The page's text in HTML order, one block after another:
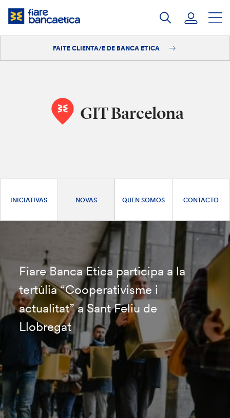
Saltar
FAITE CLIENTA/E DE BANCA ETICA
GIT Barcelona
INICIATIVAS NOVAS QUEN SOMOS CONTACTO
Fiare Banca Etica participa a la
tertúlia “Cooperativisme i
actualitat” a Sant Feliu de
Llobregat